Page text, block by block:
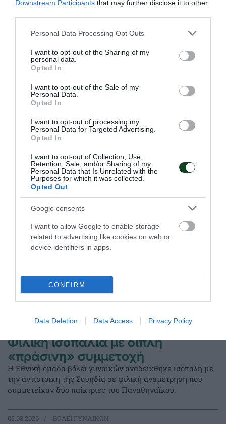
Downstream Participants that may further disclose it to other
Please note that this website/app uses one or more Google
not limited to your visit or usage behaviour. You may click to
grant or deny consent to Google and its third-party tags to
use your data for below specified purposes in below Google
consent section.
Personal Data Processing Opt Outs
I want to opt-out of the Sharing of my
personal data.
Opted In
I want to opt-out of the Sale of my
Personal Data.
Opted In
I want to opt-out of processing my
Personal Data for Targeted Advertising.
Opted In
I want to opt-out of Collection, Use,
Retention, Sale, and/or Sharing of my
Personal Data that Is Unrelated with the
Purposes for which it was collected.
Opted Out
Google consents
I want to allow Google to enable storage
related to advertising like cookies on web or
device identifiers in apps.
CONFIRM
Data Deletion Data Access Privacy Policy
Τα «τριφυλλάκια» στο φιλέ
Συνέχισαν με αγωνιστική δράση οι ακαδημίες βόλεϊ του
08.02.2026 ΑΚΑΔΗΜΙΑ ΒΟΛΕΪ ΓΥΝΑΙΚΩΝ
ΤΕΛΕΥΤΑΙΑ ΝΕΑ
Φιλική ισοπαλία με διπλή
«πράσινη» συμμετοχή
Η Εθνική ομάδα βόλεϊ γυναικών αναδείχθηκε ισόπαλη με
την αντίστοιχη της Σουηδία σε φιλική αναμέτρηση που
συμμετείχαν δύο παίκτριες του Παναθηναϊκού.
05.08.2026 ΒΟΛΕΪ ΓΥΝΑΙΚΩΝ